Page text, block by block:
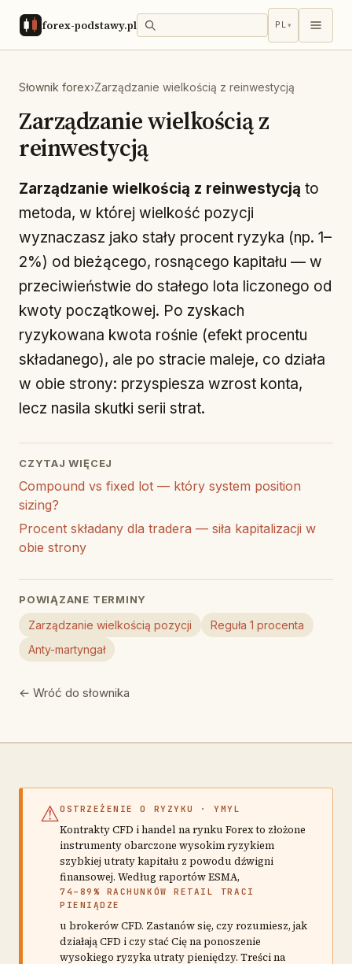
forex-podstawy.pl PL▾
Słownik forex›Zarządzanie wielkością z reinwestycją
Zarządzanie wielkością z
reinwestycją
Zarządzanie wielkością z reinwestycją to
metoda, w której wielkość pozycji
wyznaczasz jako stały procent ryzyka (np. 1–
2%) od bieżącego, rosnącego kapitału — w
przeciwieństwie do stałego lota liczonego od
kwoty początkowej. Po zyskach
ryzykowana kwota rośnie (efekt procentu
składanego), ale po stracie maleje, co działa
w obie strony: przyspiesza wzrost konta,
lecz nasila skutki serii strat.
CZYTAJ WIĘCEJ
Compound vs fixed lot — który system position
sizing?
Procent składany dla tradera — siła kapitalizacji w
obie strony
POWIĄZANE TERMINY
Zarządzanie wielkością pozycji
Reguła 1 procenta
Anty-martyngał
← Wróć do słownika
⚠OSTRZEŻENIE O RYZYKU · YMYL
Kontrakty CFD i handel na rynku Forex to złożone
instrumenty obarczone wysokim ryzykiem
szybkiej utraty kapitału z powodu dźwigni
finansowej. Według raportów ESMA,
74–89% RACHUNKÓW RETAIL TRACI
PIENIĄDZE
u brokerów CFD. Zastanów się, czy rozumiesz, jak
działają CFD i czy stać Cię na ponoszenie
wysokiego ryzyka utraty pieniędzy. Treści na